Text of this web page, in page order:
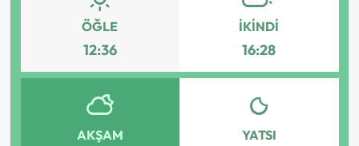
ÖĞLE
12:36
İKINDI
16:28
AKŞAM YATSI